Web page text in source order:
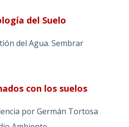
del Suelo
del Agua. Sembrar
con los suelos
por Germán Tortosa